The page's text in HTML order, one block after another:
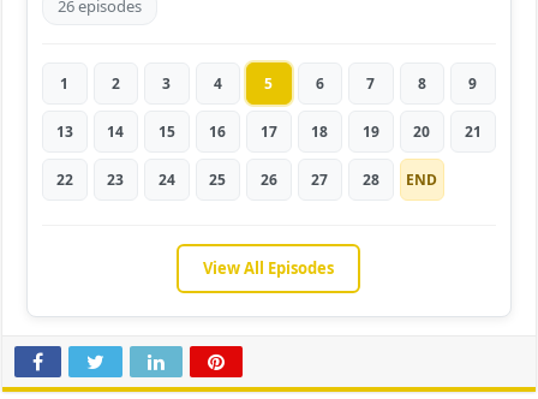
26 episodes
1 2 3 4 5 6 7 8 9
13 14 15 16 17 18 19 20 21
22 23 24 25 26 27 28 END
View All Episodes